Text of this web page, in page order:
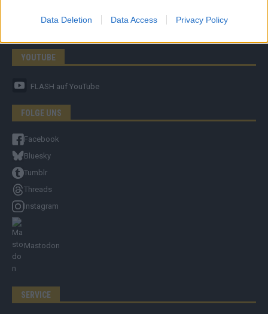
Data Deletion Data Access Privacy Policy
Ehtikrichtlinie & Faktencheck
YOUTUBE
FLASH auf YouTube
FOLGE UNS
Facebook
Bluesky
Tumblr
Threads
Instagram
Mastodon
SERVICE